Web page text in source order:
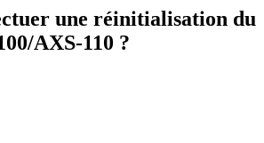
une réinitialisation du
AXS-110 ?